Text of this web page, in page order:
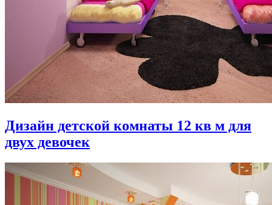
Дизайн детской комнаты 12 кв м для
двух девочек